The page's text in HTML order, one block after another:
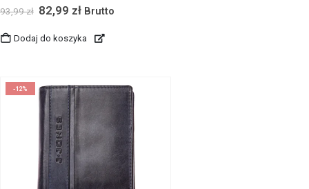
93,99zł 82,99 zł Brutto
Dodaj do koszyka
-12%